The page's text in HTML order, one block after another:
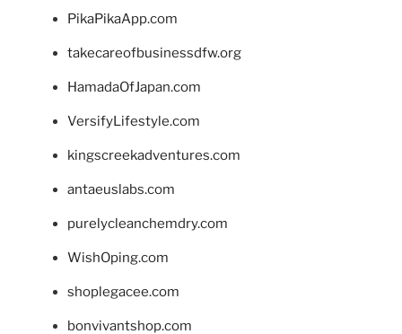
PikaPikaApp.com
takecareofbusinessdfw.org
HamadaOfJapan.com
VersifyLifestyle.com
kingscreekadventures.com
antaeuslabs.com
purelycleanchemdry.com
WishOping.com
shoplegacee.com
bonvivantshop.com